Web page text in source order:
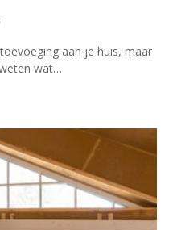
aan je huis, maar
wat…